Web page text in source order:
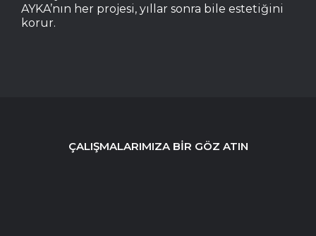
AYKA’nın her projesi, yıllar sonra bile estetiğini
korur.
ÇALIŞMALARIMIZA BİR GÖZ ATIN